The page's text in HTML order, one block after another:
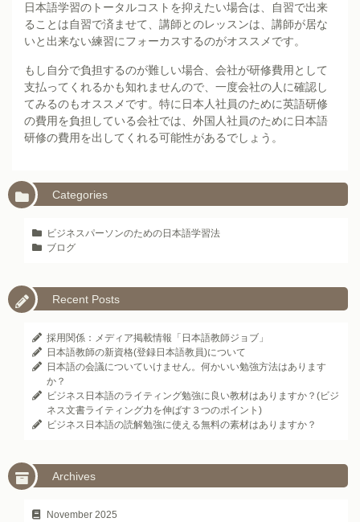
日本語学習のトータルコストを抑えたい場合は、自習で出来
ることは自習で済ませて、講師とのレッスンは、講師が居な
いと出来ない練習にフォーカスするのがオススメです。
もし自分で負担するのが難しい場合、会社が研修費用として
支払ってくれるかも知れませんので、一度会社の人に確認し
てみるのもオススメです。特に日本人社員のために英語研修
の費用を負担している会社では、外国人社員のために日本語
研修の費用を出してくれる可能性があるでしょう。
Categories
ビジネスパーソンのための日本語学習法
ブログ
Recent Posts
採用関係：メディア掲載情報「日本語教師ジョブ」
日本語教師の新資格(登録日本語教員)について
日本語の会議についていけません。何かいい勉強方法はあります
か？
ビジネス日本語のライティング勉強に良い教材はありますか？(ビジ
ネス文書ライティング力を伸ばす３つのポイント)
ビジネス日本語の読解勉強に使える無料の素材はありますか？
Archives
November 2025